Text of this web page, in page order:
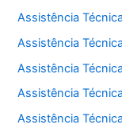
Assistência
Assistência
Assistência
Assistência
Assistência